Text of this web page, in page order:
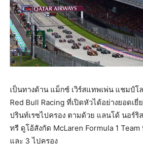
เป็นทางด้าน แม็กซ์ เวิร์สแทพเพ่น แชมป์โ
Red Bull Racing ที่เปิดหัวได้อย่างยอดเ
ปรินท์เรซไปครอง ตามด้วย แลนโด้ นอร์ริ
ทรี ดูโอ้สังกัด McLaren Formula 1
และ 3 ไปครอง